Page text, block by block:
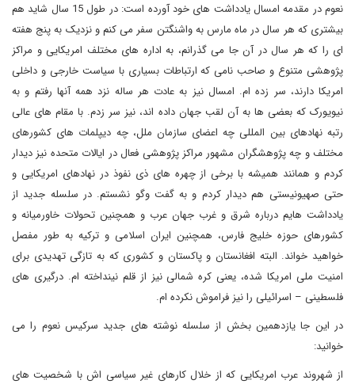
نعوم در مقدمه امسال یادداشت های خود آورده است: در طول 15 سال شاید هم
بیشتری که هر سال در ماه مارس به واشنگتن سفر می کنم و نزدیک به پنج هفته
ای را که هر سال در آن جا می گذرانم، به اداره های مختلف امریکایی و مراکز
پژوهشی متنوع و صاحب نامی که ارتباطات بسیاری با سیاست خارجی و داخلی
امریکا دارند، سر زده ام. امسال نیز به عادت هر ساله نزد همه آنها رفتم و به
نیویورک که بعضی ها به آن لقب جهان داده اند، نیز سر زدم. با مقام های عالی
رتبه نهادهای بین المللی چه اعضای سازمان ملل، چه دیپلمات های کشورهای
مختلف و چه پژوهشگران مشهور مراکز پژوهشی فعال در ایالات متحده نیز دیدار
کردم و همانند همیشه با برخی از چهره های ذی نفوذ در نهادهای امریکایی و
حتی صهیونیستی هم دیدار کردم و به گفت وگو نشستم. در سلسله جدید از
یادداشت هایم درباره شرق و غرب جهان عرب و همچنین تحولات خاورمیانه و
کشورهای حوزه خلیج فارس، همچنین ایران اسلامی و ترکیه به طور مفصل
خواهید خواند. البته افغانستان و پاکستان و کشوری که به تازگی تهدیدی برای
امنیت ملی امریکا شده، یعنی کره شمالی نیز از قلم نینداخته ام. درگیری های
فلسطینی – اسرائیلی را نیز فراموش نکرده ام.
در این جا یازدهمین بخش از سلسله نوشته های جدید سرکیس نعوم را می
خوانید:
از شهروند عرب امریکایی که از خلال کارهای غیر سیاسی اش با شخصیت های